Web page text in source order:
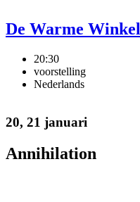
De Warme Winkel
20:30
voorstelling
Nederlands
20, 21 januari
Annihilation